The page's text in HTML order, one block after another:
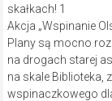
Akcja „Wspinanie
Plany są mocno
na drogach starej
na skale
wspinaczkowego